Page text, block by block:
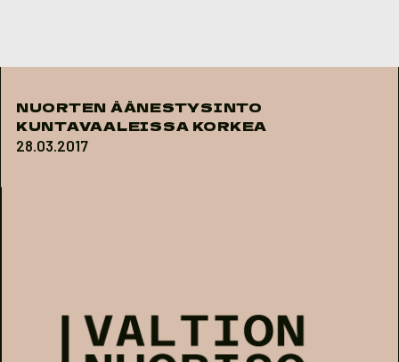
NUORTEN ÄÄNESTYSINTO
KUNTAVAALEISSA KORKEA
28.03.2017